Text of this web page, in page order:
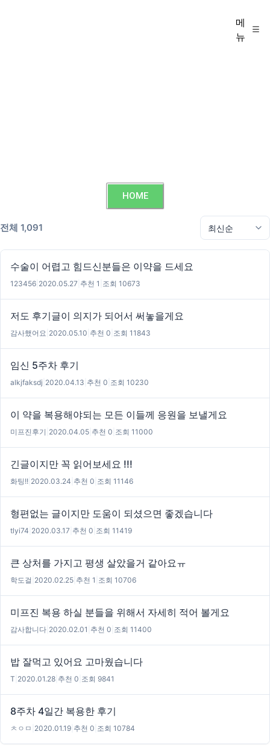
메
뉴
HOME
전체 1,091
수술이 어렵고 힘드신분들은 이약을 드세요
123456 2020.05.27 추천 1 조회 10673
저도 후기글이 의지가 되어서 써놓을게요
감사했어요 2020.05.10 추천 0 조회 11843
임신 5주차 후기
alkjfaksdj 2020.04.13 추천 0 조회 10230
이 약을 복용해야되는 모든 이들께 응원을 보낼게요
미프진후기 2020.04.05 추천 0 조회 11000
긴글이지만 꼭 읽어보세요 !!!
화팅!! 2020.03.24 추천 0 조회 11146
형편없는 글이지만 도움이 되셨으면 좋겠습니다
tlyi74 2020.03.17 추천 0 조회 11419
큰 상처를 가지고 평생 살았을거 같아요ㅠ
학도걸 2020.02.25 추천 1 조회 10706
미프진 복용 하실 분들을 위해서 자세히 적어 볼게요
감사합니다 2020.02.01 추천 0 조회 11400
밥 잘먹고 있어요 고마웠습니다
T 2020.01.28 추천 0 조회 9841
8주차 4일간 복용한 후기
ㅊㅇㅁ 2020.01.19 추천 0 조회 10784